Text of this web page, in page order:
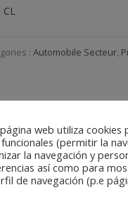
CL
:Automobile Secteur,
web utiliza
(permitir la
la navegación y
así como para
de navegación (p.e